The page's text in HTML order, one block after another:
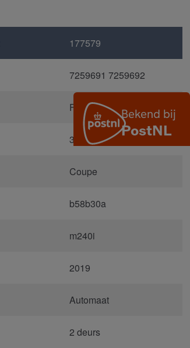
177579
7259691 7259692
F22
300 alpineweiss III
Coupe
b58b30a
m240i
2019
Automaat
2 deurs